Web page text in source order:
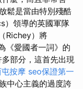
鬆是當由特別殘酷
）領導的英國軍隊
Richey）將
《愛國者一詞》的
部分，這首先出現
按摩 seo保證第一
中心主義的過度誇